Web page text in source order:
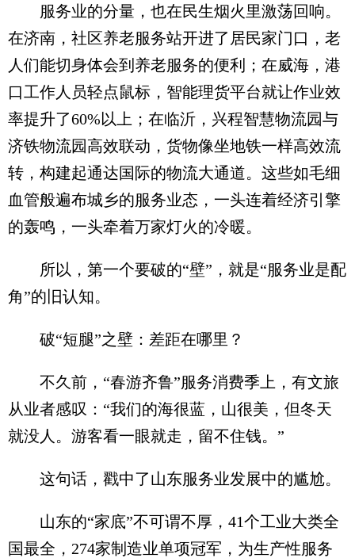
服务业的分量，也在民生烟火里激荡回响。
在济南，社区养老服务站开进了居民家门口，老
人们能切身体会到养老服务的便利；在威海，港
口工作人员轻点鼠标，智能理货平台就让作业效
率提升了60%以上；在临沂，兴程智慧物流园与
济铁物流园高效联动，货物像坐地铁一样高效流
转，构建起通达国际的物流大通道。这些如毛细
血管般遍布城乡的服务业态，一头连着经济引擎
的轰鸣，一头牵着万家灯火的冷暖。
所以，第一个要破的“壁”，就是“服务业是配
角”的旧认知。
破“短腿”之壁：差距在哪里？
不久前，“春游齐鲁”服务消费季上，有文旅
从业者感叹：“我们的海很蓝，山很美，但冬天
就没人。游客看一眼就走，留不住钱。”
这句话，戳中了山东服务业发展中的尴尬。
山东的“家底”不可谓不厚，41个工业大类全
国最全，274家制造业单项冠军，为生产性服务